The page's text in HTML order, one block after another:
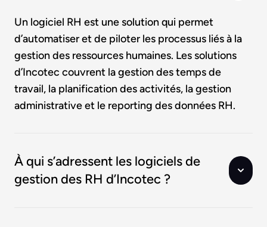
Un logiciel RH est une solution qui permet
d’automatiser et de piloter les processus liés à la
gestion des ressources humaines. Les solutions
d’Incotec couvrent la gestion des temps de
travail, la planification des activités, la gestion
administrative et le reporting des données RH.
À qui s’adressent les logiciels de
gestion des RH d’Incotec ?